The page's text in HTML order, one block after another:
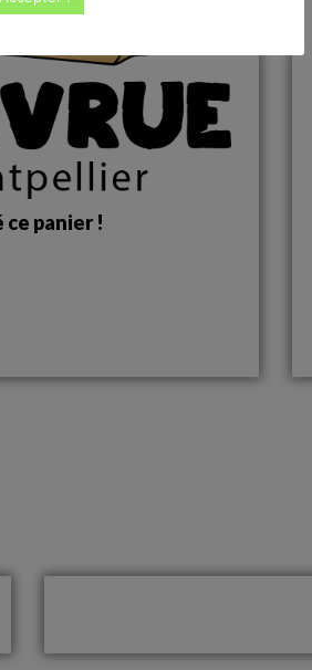
ce panier !